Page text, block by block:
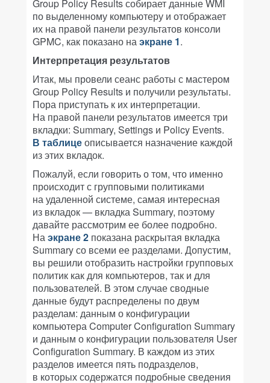
Group Policy Results собирает данные WMI
по выделенному компьютеру и отображает
их на правой панели результатов консоли
GPMC, как показано наэкране 1.
Интерпретация результатов
Итак, мы провели сеанс работы с мастером
Group Policy Results и получили результаты.
Пора приступать к их интерпретации.
На правой панели результатов имеется три
вкладки: Summary, Settings и Policy Events.
В таблицеописывается назначение каждой
из этих вкладок.
Пожалуй, если говорить о том, что именно
происходит с групповыми политиками
на удаленной системе, самая интересная
из вкладок — вкладка Summary, поэтому
давайте рассмотрим ее более подробно.
Наэкране 2 показана раскрытая вкладка
Summary со всеми ее разделами. Допустим,
вы решили отобразить настройки групповых
политик как для компьютеров, так и для
пользователей. В этом случае сводные
данные будут распределены по двум
разделам: данным о конфигурации
компьютера Computer Configuration Summary
и данным о конфигурации пользователя User
Configuration Summary. В каждом из этих
разделов имеется пять подразделов,
в которых содержатся подробные сведения